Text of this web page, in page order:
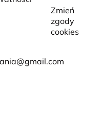
Zmień
zgody
cookies